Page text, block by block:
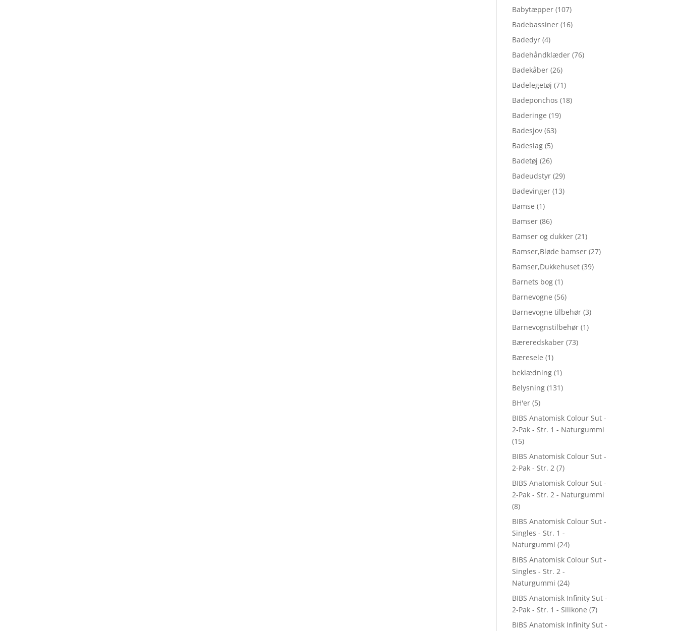
Babytæpper (107)
Badebassiner (16)
Badedyr (4)
Badehåndklæder (76)
Badekåber (26)
Badelegetøj (71)
Badeponchos (18)
Baderinge (19)
Badesjov (63)
Badeslag (5)
Badetøj (26)
Badeudstyr (29)
Badevinger (13)
Bamse (1)
Bamser (86)
Bamser og dukker (21)
Bamser,Bløde bamser (27)
Bamser,Dukkehuset (39)
Barnets bog (1)
Barnevogne (56)
Barnevogne tilbehør (3)
Barnevognstilbehør (1)
Bæreredskaber (73)
Bæresele (1)
beklædning (1)
Belysning (131)
BH'er (5)
BIBS Anatomisk Colour Sut -
2-Pak - Str. 1 - Naturgummi
(15)
BIBS Anatomisk Colour Sut -
2-Pak - Str. 2 (7)
BIBS Anatomisk Colour Sut -
2-Pak - Str. 2 - Naturgummi
(8)
BIBS Anatomisk Colour Sut -
Singles - Str. 1 -
Naturgummi (24)
BIBS Anatomisk Colour Sut -
Singles - Str. 2 -
Naturgummi (24)
BIBS Anatomisk Infinity Sut -
2-Pak - Str. 1 - Silikone (7)
BIBS Anatomisk Infinity Sut -